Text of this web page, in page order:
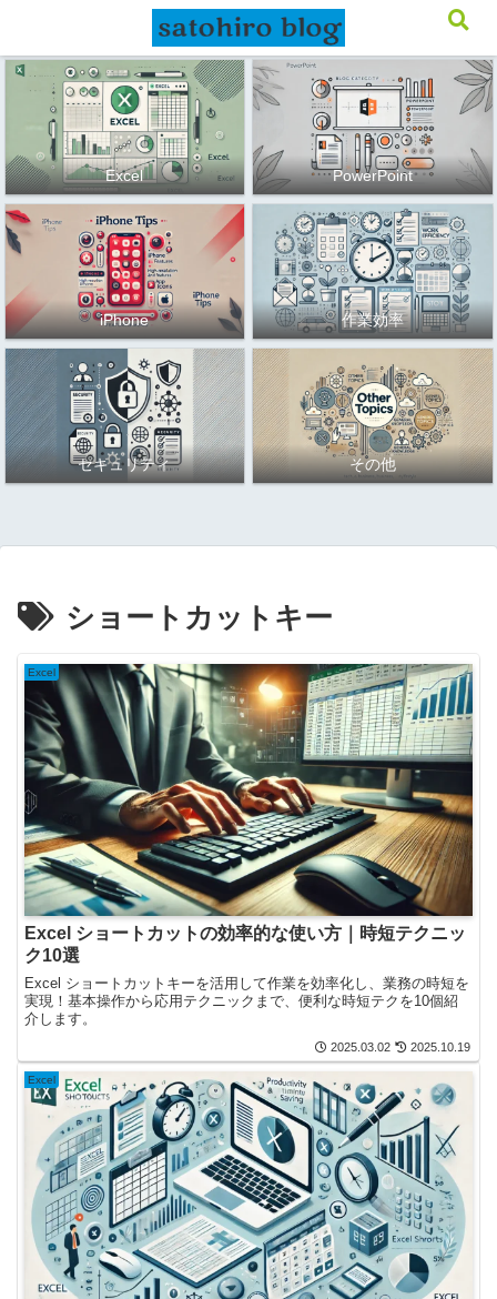
Excel PowerPoint
iPhone 作業効率
セキュリティ その他
ショートカットキー
Excel
Excel ショートカットの効率的な使い方｜時短テクニッ
ク10選
Excel ショートカットキーを活用して作業を効率化し、業務の時短を
実現！基本操作から応用テクニックまで、便利な時短テクを10個紹
介します。
2025.03.02 2025.10.19
Excel